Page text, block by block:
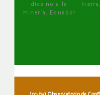
dice no a la
minería, Ecuador